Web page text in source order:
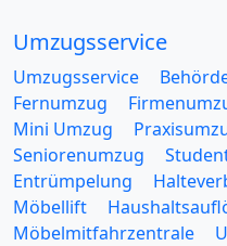
Umzugsservice
Umzugsservice
Fernumzug
Mini Umzug
Seniorenumzug
Entrümpelung
Möbellift
Möbelmitfahrzentrale